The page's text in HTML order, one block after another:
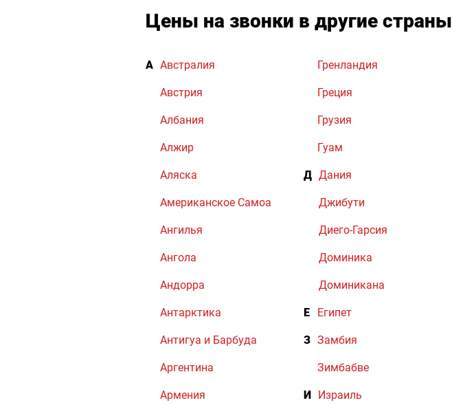
Цены на звонки в другие страны
А Австралия
Австрия
Албания
Алжир
Аляска
Американское Самоа
Ангилья
Ангола
Андорра
Антарктика
Антигуа и Барбуда
Аргентина
Армения
Гренландия
Греция
Грузия
Гуам
Д Дания
Джибути
Диего-Гарсия
Доминика
Доминикана
Е Египет
З Замбия
Зимбабве
И Израиль